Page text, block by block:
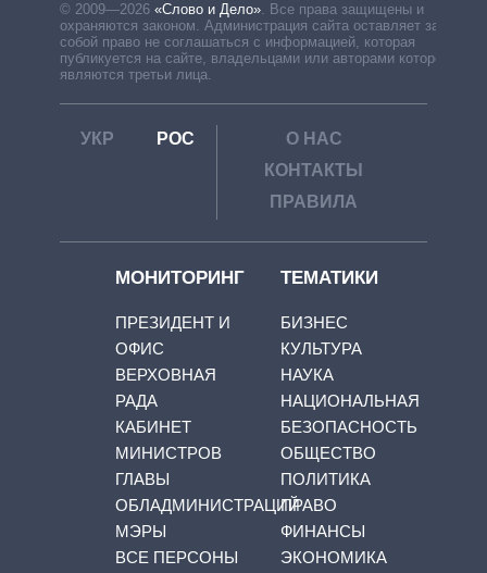
© 2009—2026 «Слово и Дело». Все права защищены и
охраняются законом. Администрация сайта оставляет за
собой право не соглашаться с информацией, которая
публикуется на сайте, владельцами или авторами которой
являются третьи лица.
УКР РОС
О НАС
КОНТАКТЫ
ПРАВИЛА
МОНИТОРИНГ
ПРЕЗИДЕНТ И
ОФИС
ВЕРХОВНАЯ
РАДА
КАБИНЕТ
МИНИСТРОВ
ГЛАВЫ
ОБЛАДМИНИСТРАЦИЙ
МЭРЫ
ВСЕ ПЕРСОНЫ
ТЕМАТИКИ
БИЗНЕС
КУЛЬТУРА
НАУКА
НАЦИОНАЛЬНАЯ
БЕЗОПАСНОСТЬ
ОБЩЕСТВО
ПОЛИТИКА
ПРАВО
ФИНАНСЫ
ЭКОНОМИКА